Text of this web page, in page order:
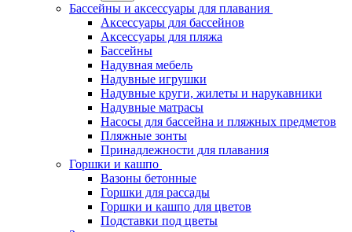
Бассейны и аксессуары для плавания
Аксессуары для бассейнов
Аксессуары для пляжа
Бассейны
Надувная мебель
Надувные игрушки
Надувные круги, жилеты и нарукавники
Надувные матрасы
Насосы для бассейна и пляжных предметов
Пляжные зонты
Принадлежности для плавания
Горшки и кашпо
Вазоны бетонные
Горшки для рассады
Горшки и кашпо для цветов
Подставки под цветы